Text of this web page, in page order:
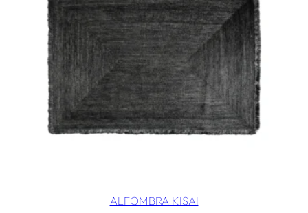
ALFOMBRA KISAI